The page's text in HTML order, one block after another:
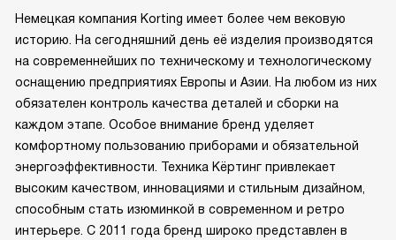
Немецкая компания Korting имеет более чем вековую
историю. На сегодняшний день её изделия производятся
на современнейших по техническому и технологическому
оснащению предприятиях Европы и Азии. На любом из них
обязателен контроль качества деталей и сборки на
каждом этапе. Особое внимание бренд уделяет
комфортному пользованию приборами и обязательной
энергоэффективности. Техника Кёртинг привлекает
высоким качеством, инновациями и стильным дизайном,
способным стать изюминкой в современном и ретро
интерьере. С 2011 года бренд широко представлен в